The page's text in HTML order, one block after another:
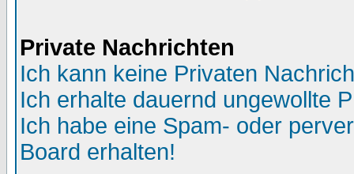
Private Nachrichten
Ich kann keine Privaten
Ich erhalte dauernd ungewollte
Ich habe eine Spam- oder
Board erhalten!